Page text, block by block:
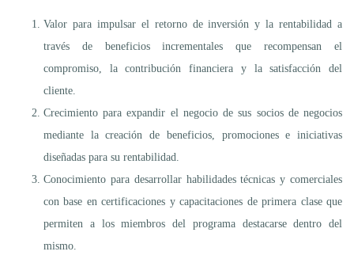
Valor para impulsar el retorno de inversión y la rentabilidad a
través de beneficios incrementales que recompensan el
compromiso, la contribución financiera y la satisfacción del
cliente.
Crecimiento para expandir el negocio de sus socios de negocios
mediante la creación de beneficios, promociones e iniciativas
diseñadas para su rentabilidad.
Conocimiento para desarrollar habilidades técnicas y comerciales
con base en certificaciones y capacitaciones de primera clase que
permiten a los miembros del programa destacarse dentro del
mismo.